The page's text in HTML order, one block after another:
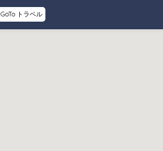
GoTo トラベル